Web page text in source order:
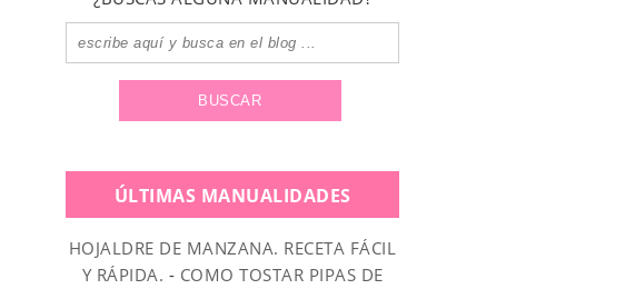
ÚLTIMAS MANUALIDADES
HOJALDRE DE MANZANA. RECETA FÁCIL
Y RÁPIDA. - COMO TOSTAR PIPAS DE